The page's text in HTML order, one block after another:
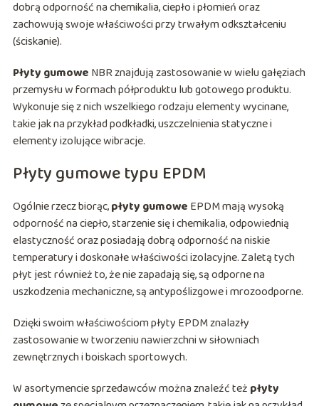
dobrą odporność na chemikalia, ciepło i płomień oraz
zachowują swoje właściwości przy trwałym odkształceniu
(ściskanie).
Płyty gumowe NBR znajdują zastosowanie w wielu gałęziach
przemysłu w formach półproduktu lub gotowego produktu.
Wykonuje się z nich wszelkiego rodzaju elementy wycinane,
takie jak na przykład podkładki, uszczelnienia statyczne i
elementy izolujące wibracje.
Płyty gumowe typu EPDM
Ogólnie rzecz biorąc,płyty gumowe EPDM mają wysoką
odporność na ciepło, starzenie się i chemikalia, odpowiednią
elastyczność oraz posiadają dobrą odporność na niskie
temperatury i doskonałe właściwości izolacyjne. Zaletą tych
płyt jest również to, że nie zapadają się, są odporne na
uszkodzenia mechaniczne, są antypoślizgowe i mrozoodporne.
Dzięki swoim właściwościom płyty EPDM znalazły
zastosowanie w tworzeniu nawierzchni w siłowniach
zewnętrznych i boiskach sportowych.
W asortymencie sprzedawców można znaleźć też płyty